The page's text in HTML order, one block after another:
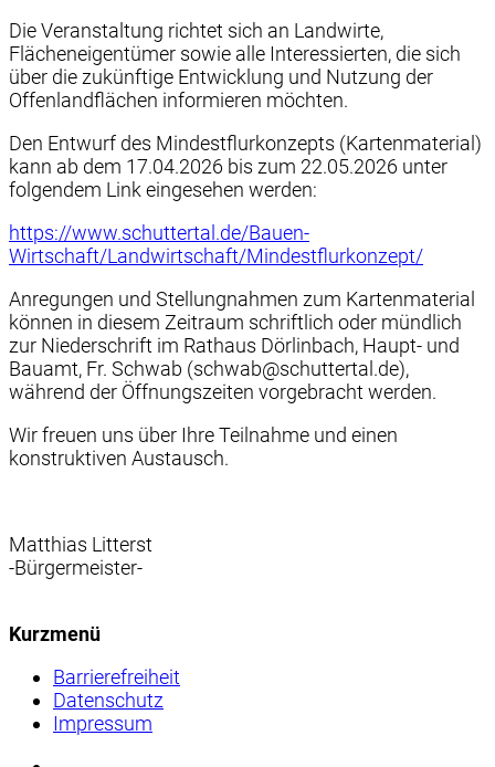
Die Veranstaltung richtet sich an Landwirte,
Flächeneigentümer sowie alle Interessierten, die sich
über die zukünftige Entwicklung und Nutzung der
Offenlandflächen informieren möchten.
Den Entwurf des Mindestflurkonzepts (Kartenmaterial)
kann ab dem 17.04.2026 bis zum 22.05.2026 unter
folgendem Link eingesehen werden:
https://www.schuttertal.de/Bauen-
Wirtschaft/Landwirtschaft/Mindestflurkonzept/
Anregungen und Stellungnahmen zum Kartenmaterial
können in diesem Zeitraum schriftlich oder mündlich
zur Niederschrift im Rathaus Dörlinbach, Haupt- und
Bauamt, Fr. Schwab (schwab@schuttertal.de),
während der Öffnungszeiten vorgebracht werden.
Wir freuen uns über Ihre Teilnahme und einen
konstruktiven Austausch.
Matthias Litterst
-Bürgermeister-
Kurzmenü
Barrierefreiheit
Datenschutz
Impressum